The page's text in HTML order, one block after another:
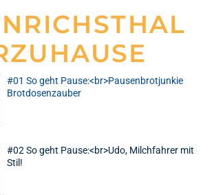
#01 So geht Pause:<br>Pausenbrotjunkie
Brotdosenzauber
#02 So geht Pause:<br>Udo, Milchfahrer mit
Stil!